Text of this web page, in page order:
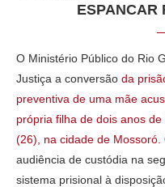
ESPANCAR
O Ministério Público do Rio
Justiça a conversão da
preventiva de uma mãe
própria filha de dois anos
(26), na cidade de Mossoró.
audiência de custódia na
sistema prisional à